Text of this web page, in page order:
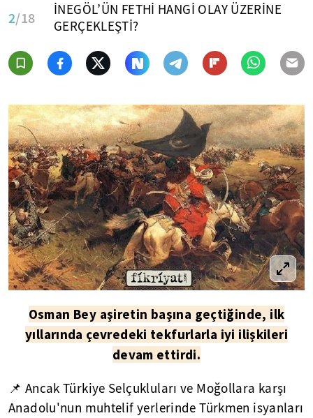
2/18
İNEGÖL’ÜN FETHİ HANGİ OLAY ÜZERİNE
GERÇEKLEŞTİ?
Osman Bey aşiretin başına geçtiğinde, ilk
yıllarında çevredeki tekfurlarla iyi ilişkileri
devam ettirdi.
📌 Ancak Türkiye Selçukluları ve Moğollara karşı
Anadolu'nun muhtelif yerlerinde Türkmen isyanları